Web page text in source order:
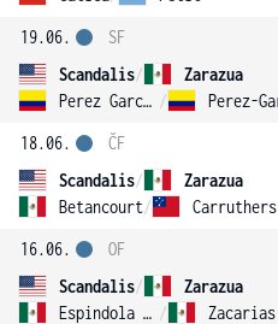
19.06.
Scandalis/
Zarazua
Perez Garcia /
SF
18.06.
Scandalis/
Zarazua
Betancourt/ Carruthers
ČF
16.06.
Scandalis/
Zarazua
Espindola Mancera / Zacarias
OF